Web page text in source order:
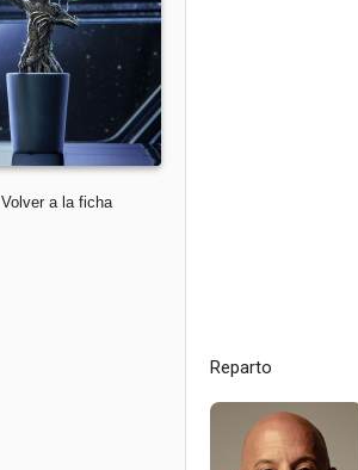
Volver a la ficha
Reparto